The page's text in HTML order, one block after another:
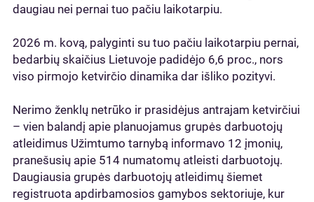
daugiau nei pernai tuo pačiu laikotarpiu.
2026 m. kovą, palyginti su tuo pačiu laikotarpiu pernai,
bedarbių skaičius Lietuvoje padidėjo 6,6 proc., nors
viso pirmojo ketvirčio dinamika dar išliko pozityvi.
Nerimo ženklų netrūko ir prasidėjus antrajam ketvirčiui
– vien balandį apie planuojamus grupės darbuotojų
atleidimus Užimtumo tarnybą informavo 12 įmonių,
pranešusių apie 514 numatomų atleisti darbuotojų.
Daugiausia grupės darbuotojų atleidimų šiemet
registruota apdirbamosios gamybos sektoriuje, kur